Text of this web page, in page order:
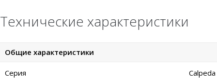
Технические характеристики
Общие характеристики
Серия